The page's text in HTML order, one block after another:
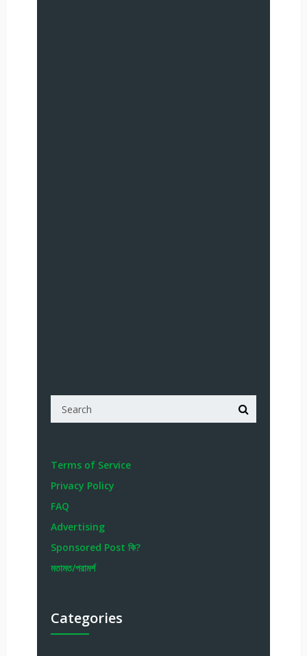
Terms of Service
Privacy Policy
FAQ
Advertising
Sponsored Post কি?
মতামত/পরামর্শ
Categories